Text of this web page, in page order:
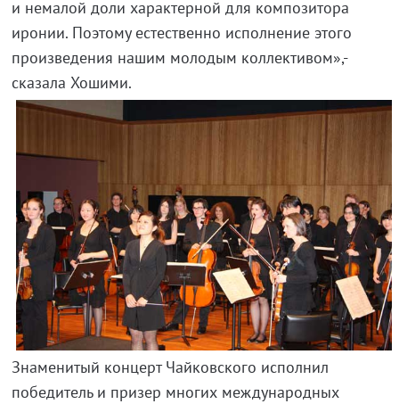
и немалой доли характерной для композитора
иронии. Поэтому естественно исполнение этого
произведения нашим молодым коллективом»,-
сказала Хошими.
Знаменитый концерт Чайковского исполнил
победитель и призер многих международных